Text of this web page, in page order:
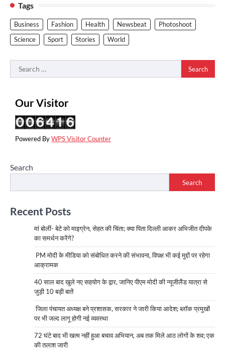
Tags
Business Fashion Health Newsbeat
Photoshoot
Science
Sport Stories World
Search
for:
Our Visitor
Powered ByWPS Visitor Counter
Search
Search
Recent Posts
मां बोलीं- बेटे को माइग्रेन, सेहत की चिंता; क्या पिता दिल्ली आकर अभिजीत दीपके
का समर्थन करेंगे?
PM मोदी के मीडिया को संबोधित करने की संभावना, विपक्ष भी कई मुद्दों पर रहेगा
आक्रामक
40 साल बाद खुले नए सहयोग के द्वार, जानिए पीएम मोदी की न्यूजीलैंड यात्रा से
जुड़ी 10 बड़ी बातें
जिला पंचायत अध्यक्ष बने प्रशासक, सरकार ने जारी किया आदेश; ब्लॉक प्रमुखों
पर भी जल्द लागू होगी नई व्यवस्था
72 घंटे बाद भी खत्म नहीं हुआ बचाव अभियान, अब तक मिले आठ लोगों के शव; एक
की तलाश जारी